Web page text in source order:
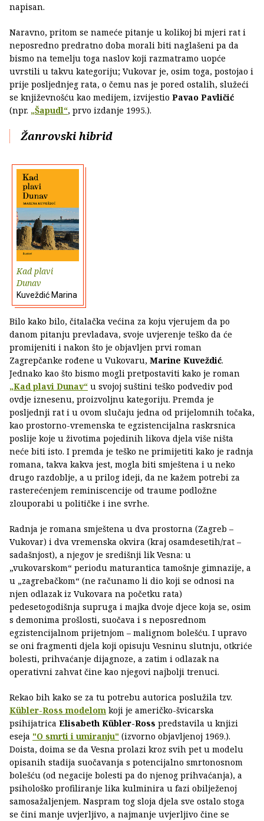
napisan.
Naravno, pritom se nameće pitanje u kolikoj bi mjeri rat i
neposredno predratno doba morali biti naglašeni pa da
bismo na temelju toga naslov koji razmatramo uopće
uvrstili u takvu kategoriju; Vukovar je, osim toga, postojao i
prije posljednjeg rata, o čemu nas je pored ostalih, služeći
se književnošću kao medijem, izvijestio Pavao Pavličić
(npr. „Šapudl“, prvo izdanje 1995.).
Žanrovski hibrid
Kad plavi
Dunav
Kuveždić Marina
Bilo kako bilo, čitalačka većina za koju vjerujem da po
danom pitanju prevladava, svoje uvjerenje teško da će
promijeniti i nakon što je objavljen prvi roman
Zagrepčanke rođene u Vukovaru, Marine Kuveždić.
Jednako kao što bismo mogli pretpostaviti kako je roman
„Kad plavi Dunav“ u svojoj suštini teško podvediv pod
ovdje iznesenu, proizvoljnu kategoriju. Premda je
posljednji rat i u ovom slučaju jedna od prijelomnih točaka,
kao prostorno-vremenska te egzistencijalna raskrsnica
poslije koje u životima pojedinih likova djela više ništa
neće biti isto. I premda je teško ne primijetiti kako je radnja
romana, takva kakva jest, mogla biti smještena i u neko
drugo razdoblje, a u prilog ideji, da ne kažem potrebi za
rasterećenjem reminiscencije od traume podložne
zlouporabi u političke i ine svrhe.
Radnja je romana smještena u dva prostorna (Zagreb –
Vukovar) i dva vremenska okvira (kraj osamdesetih/rat –
sadašnjost), a njegov je središnji lik Vesna: u
„vukovarskom“ periodu maturantica tamošnje gimnazije, a
u „zagrebačkom“ (ne računamo li dio koji se odnosi na
njen odlazak iz Vukovara na početku rata)
pedesetogodišnja supruga i majka dvoje djece koja se, osim
s demonima prošlosti, suočava i s neposrednom
egzistencijalnom prijetnjom – malignom bolešću. I upravo
se oni fragmenti djela koji opisuju Vesninu slutnju, otkriće
bolesti, prihvaćanje dijagnoze, a zatim i odlazak na
operativni zahvat čine kao njegovi najbolji trenuci.
Rekao bih kako se za tu potrebu autorica poslužila tzv.
Kübler-Ross modelom koji je američko-švicarska
psihijatrica Elisabeth Kübler-Ross predstavila u knjizi
eseja "O smrti i umiranju" (izvorno objavljenoj 1969.).
Doista, doima se da Vesna prolazi kroz svih pet u modelu
opisanih stadija suočavanja s potencijalno smrtonosnom
bolešću (od negacije bolesti pa do njenog prihvaćanja), a
psihološko profiliranje lika kulminira u fazi obilježenoj
samosažaljenjem. Naspram tog sloja djela sve ostalo stoga
se čini manje uvjerljivo, a najmanje uvjerljivo čine se